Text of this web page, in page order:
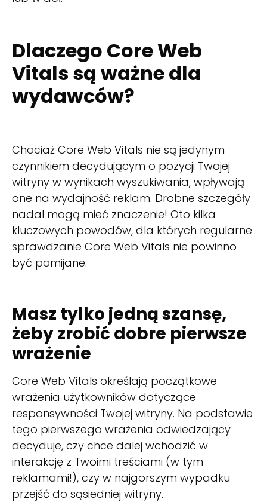
Dlaczego Core Web
Vitals są ważne dla
wydawców?
Chociaż Core Web Vitals nie są jedynym
czynnikiem decydującym o pozycji Twojej
witryny w wynikach wyszukiwania, wpływają
one na wydajność reklam. Drobne szczegóły
nadal mogą mieć znaczenie! Oto kilka
kluczowych powodów, dla których regularne
sprawdzanie Core Web Vitals nie powinno
być pomijane:
Masz tylko jedną szansę,
żeby zrobić dobre pierwsze
wrażenie
Core Web Vitals określają początkowe
wrażenia użytkowników dotyczące
responsywności Twojej witryny. Na podstawie
tego pierwszego wrażenia odwiedzający
decyduje, czy chce dalej wchodzić w
interakcję z Twoimi treściami (w tym
reklamami!), czy w najgorszym wypadku
przejść do sąsiedniej witryny.